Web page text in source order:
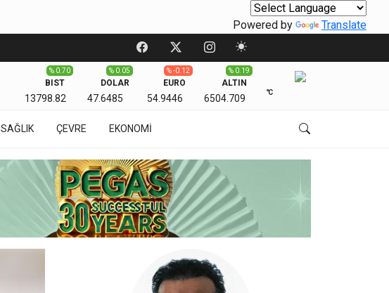
Powered by Translate
BIST
13798.82
% 0.70
DOLAR
47.6485
% 0.05
EURO
54.9446
% -0.12
ALTIN
6504.709
% 0.19
℃
SAĞLIK ÇEVRE EKONOMİ